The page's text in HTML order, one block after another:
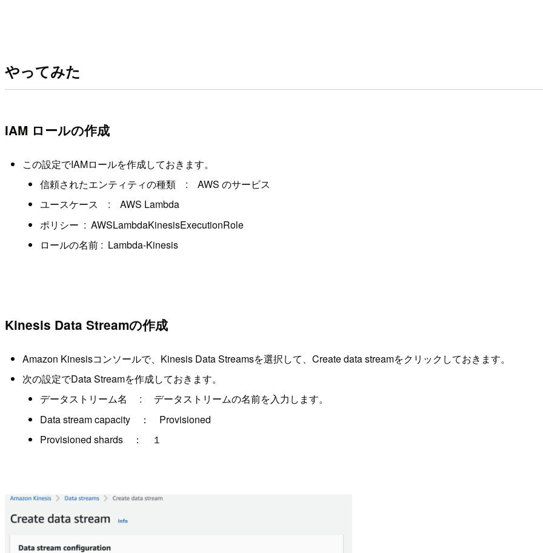
やってみた
IAM ロールの作成
この設定でIAMロールを作成しておきます。
信頼されたエンティティの種類 : AWS のサービス
ユースケース : AWS Lambda
ポリシー : AWSLambdaKinesisExecutionRole
ロールの名前 : Lambda-Kinesis
Kinesis Data Streamの作成
Amazon Kinesisコンソールで、Kinesis Data Streamsを選択して、Create data streamをクリックしておきます。
次の設定でData Streamを作成しておきます。
データストリーム名 : データストリームの名前を入力します。
Data stream capacity ： Provisioned
Provisioned shards ： １